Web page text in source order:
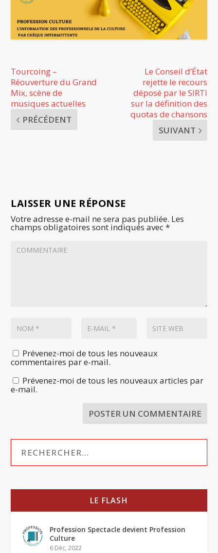
Tourcoing –
Réouverture du Grand
Mix, scène de
musiques actuelles
PRÉCÉDENT
Le Conseil d’État
rejette le recours
déposé par le SIRTI
sur la définition des
quotas de chansons
SUIVANT
LAISSER UNE RÉPONSE
Votre adresse e-mail ne sera pas publiée. Les
champs obligatoires sont indiqués avec*
Prévenez-moi de tous les nouveaux
commentaires par e-mail.
Prévenez-moi de tous les nouveaux articles par
e-mail.
LE FLASH
Profession Spectacle devient Profession
Culture
6 Déc, 2022